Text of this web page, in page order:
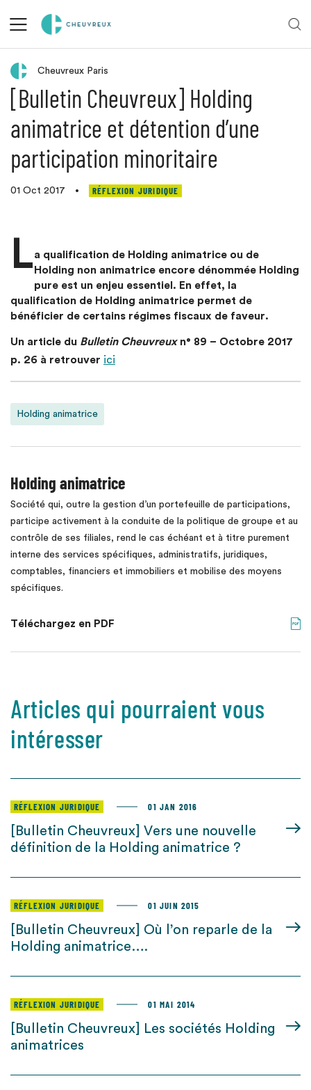
Retour aux actualités
Cheuvreux Paris
[Bulletin Cheuvreux] Holding
animatrice et détention d’une
participation minoritaire
01 Oct 2017 • RÉFLEXION JURIDIQUE
La qualification de Holding animatrice ou de
Holding non animatrice encore dénommée Holding
pure est un enjeu essentiel. En effet, la
qualification de Holding animatrice permet de
bénéficier de certains régimes fiscaux de faveur.
Un article du Bulletin Cheuvreuxn° 89 – Octobre 2017
p. 26 à retrouver ici
Holding animatrice
Holding animatrice
Société qui, outre la gestion d’un portefeuille de participations,
participe activement à la conduite de la politique de groupe et au
contrôle de ses filiales, rend le cas échéant et à titre purement
interne des services spécifiques, administratifs, juridiques,
comptables, financiers et immobiliers et mobilise des moyens
spécifiques.
Téléchargez en PDF
Articles qui pourraient vous
intéresser
RÉFLEXION JURIDIQUE 01 JAN 2016
[Bulletin Cheuvreux] Vers une nouvelle
définition de la Holding animatrice ?
RÉFLEXION JURIDIQUE 01 JUIN 2015
[Bulletin Cheuvreux] Où l’on reparle de la
Holding animatrice….
RÉFLEXION JURIDIQUE 01 MAI 2014
[Bulletin Cheuvreux] Les sociétés Holding
animatrices